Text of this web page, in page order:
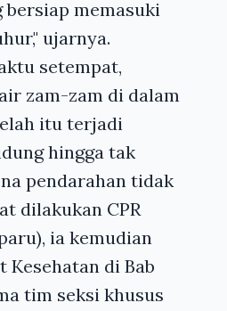
bersiap memasuki
ujarnya.
setempat,
zam-zam di dalam
itu terjadi
hingga tak
pendarahan tidak
dilakukan CPR
ia kemudian
Kesehatan di Bab
tim seksi khusus